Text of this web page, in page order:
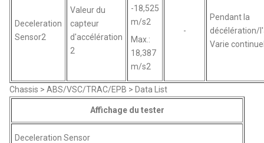
Deceleration
Sensor2
Valeur du
capteur
d'accélération
2
-18,525
m/s2
Max.:
18,387
m/s2
-
Pendant la
décélération/
Varie
Chassis > ABS/VSC/TRAC/EPB > Data List
Affichage du tester
Deceleration Sensor